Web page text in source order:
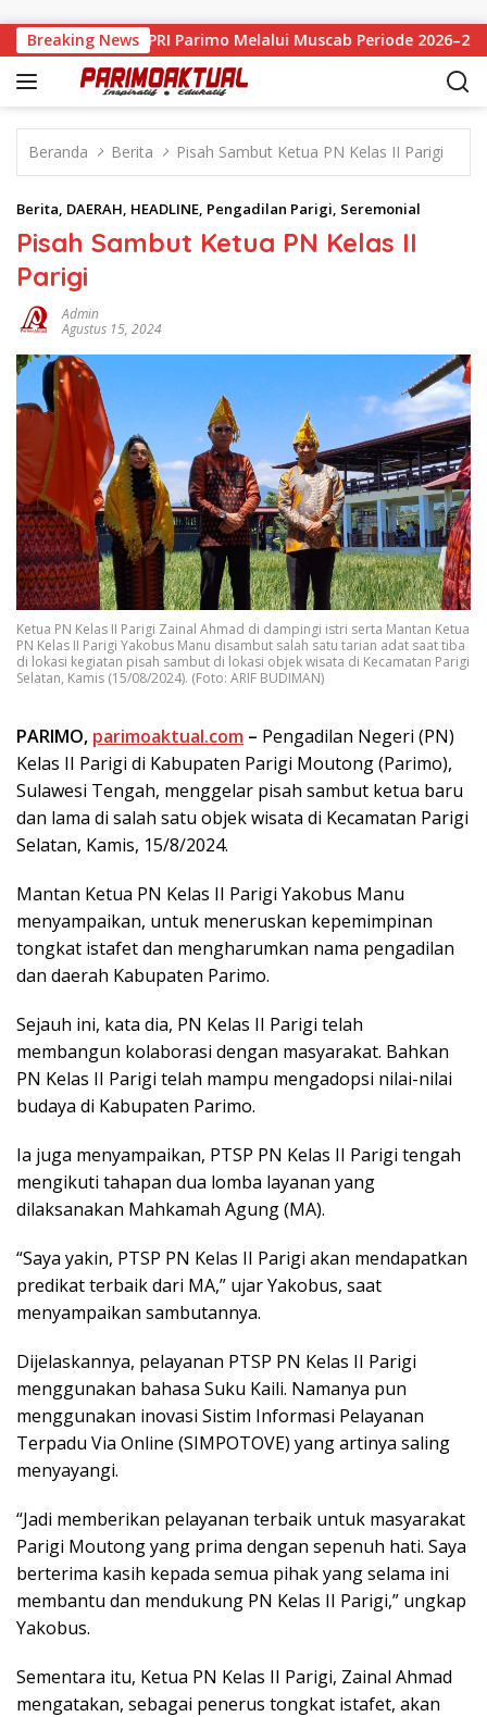
Breaking News
Pimpin APRI Parimo Melalui Muscab Periode 2026–2030
Beranda Berita Pisah Sambut Ketua PN Kelas II Parigi
Berita, DAERAH, HEADLINE, Pengadilan Parigi, Seremonial
Pisah Sambut Ketua PN Kelas II
Parigi
Admin
Agustus 15, 2024
Ketua PN Kelas II Parigi Zainal Ahmad di dampingi istri serta Mantan Ketua
PN Kelas II Parigi Yakobus Manu disambut salah satu tarian adat saat tiba
di lokasi kegiatan pisah sambut di lokasi objek wisata di Kecamatan Parigi
Selatan, Kamis (15/08/2024). (Foto: ARIF BUDIMAN)
PARIMO, parimoaktual.com – Pengadilan Negeri (PN)
Kelas II Parigi di Kabupaten Parigi Moutong (Parimo),
Sulawesi Tengah, menggelar pisah sambut ketua baru
dan lama di salah satu objek wisata di Kecamatan Parigi
Selatan, Kamis, 15/8/2024.
Mantan Ketua PN Kelas II Parigi Yakobus Manu
menyampaikan, untuk meneruskan kepemimpinan
tongkat istafet dan mengharumkan nama pengadilan
dan daerah Kabupaten Parimo.
Sejauh ini, kata dia, PN Kelas II Parigi telah
membangun kolaborasi dengan masyarakat. Bahkan
PN Kelas II Parigi telah mampu mengadopsi nilai-nilai
budaya di Kabupaten Parimo.
Ia juga menyampaikan, PTSP PN Kelas II Parigi tengah
mengikuti tahapan dua lomba layanan yang
dilaksanakan Mahkamah Agung (MA).
“Saya yakin, PTSP PN Kelas II Parigi akan mendapatkan
predikat terbaik dari MA,” ujar Yakobus, saat
menyampaikan sambutannya.
Dijelaskannya, pelayanan PTSP PN Kelas II Parigi
menggunakan bahasa Suku Kaili. Namanya pun
menggunakan inovasi Sistim Informasi Pelayanan
Terpadu Via Online (SIMPOTOVE) yang artinya saling
menyayangi.
“Jadi memberikan pelayanan terbaik untuk masyarakat
Parigi Moutong yang prima dengan sepenuh hati. Saya
berterima kasih kepada semua pihak yang selama ini
membantu dan mendukung PN Kelas II Parigi,” ungkap
Yakobus.
Sementara itu, Ketua PN Kelas II Parigi, Zainal Ahmad
mengatakan, sebagai penerus tongkat istafet, akan